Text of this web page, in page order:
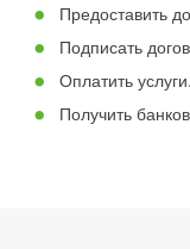
Предоставить
Подписать
Оплатить услуги.
Получить